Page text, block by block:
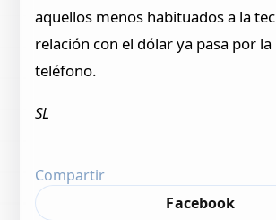
aquellos menos habituados a la
relación con el dólar ya pasa por
teléfono.
SL
Compartir
Facebook